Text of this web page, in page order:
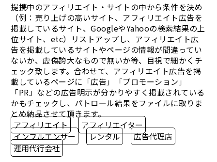
提携中のアフィリエイト・サイトの中から条件を決め
（例：売り上げの高いサイト、アフィリエイト広告を
掲載しているサイト、GoogleやYahooの検索結果の上
位サイト、etc）リストアップし、アフィリエイト広
告を掲載しているサイトやページの情報が間違ってい
ないか、虚偽誇大なもので無いか等、目視で細かくチ
ェック致します。合わせて、アフィリエイト広告を掲
載しているページに「広告」「プロモーション」
「PR」などの広告明示が分かりやすく掲載されている
かもチェックし、パトロール結果をファイルに取りま
とめ納品させて頂きます。
アフィリエイト
アフィリエイター
インフルエンサー
レンタル
広告代理店
運用代行会社